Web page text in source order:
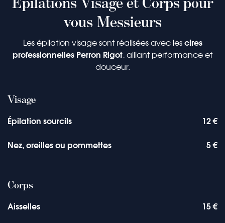
Epilations Visage et Corps pour
vous Messieurs
Les épilation visage sont réalisées avec lescires
professionnelles Perron Rigot, alliant performance et
douceur.
Visage
Épilation sourcils
12 €
Nez, oreilles ou pommettes
5 €
Corps
Aisselles
15 €